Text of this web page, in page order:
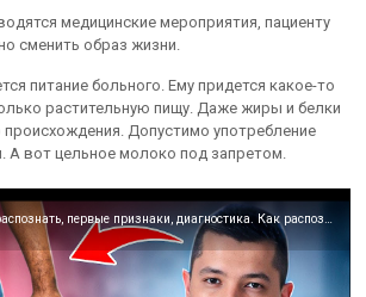
медицинские мероприятия, пациенту
сменить образ жизни.
питание больного. Ему придется какое-то
растительную пищу. Даже жиры и белки
происхождения. Допустимо употребление
А вот цельное молоко под запретом.
Рак кишечника — как распознать, первые признаки, диагностика. Как распознать рак кишечника, симптомы